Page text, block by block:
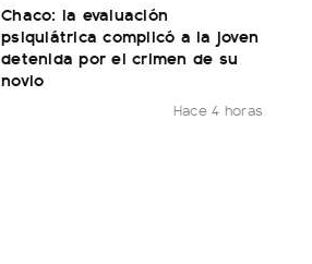
Chaco: la evaluación
psiquiátrica complicó a la joven
detenida por el crimen de su
novio
Hace 4 horas